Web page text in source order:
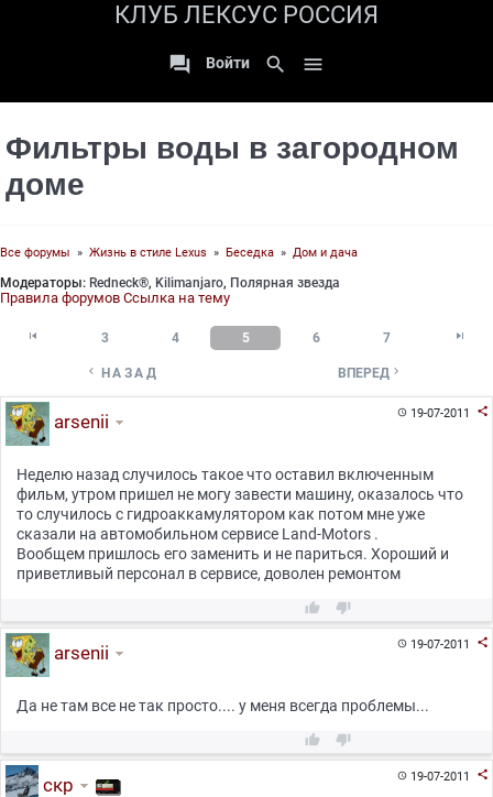
КЛУБ ЛЕКСУС РОССИЯ
 Войти search 
Фильтры воды в загородном
доме
Все форумы » Жизнь в стиле Lexus » Беседка » Дом и дача
Модераторы: Redneck®, Kilimanjaro, Полярная звезда
Правила форумов Ссылка на тему
 3 4 5 6 7 
 НАЗАД ВПЕРЕД 
19-07-2011 
arsenii
Неделю назад случилось такое что оставил включенным
фильм, утром пришел не могу завести машину, оказалось что
то случилось с гидроаккамулятором как потом мне уже
сказали на автомобильном сервисе Land-Motors .
Вообщем пришлось его заменить и не париться. Хороший и
приветливый персонал в сервисе, доволен ремонтом
 
19-07-2011 
arsenii
Да не там все не так просто.... у меня всегда проблемы...
 
19-07-2011 
скр